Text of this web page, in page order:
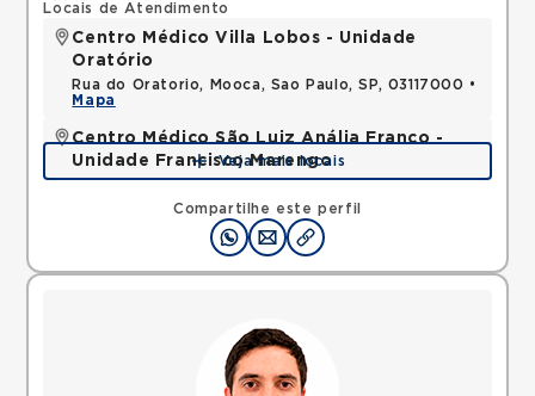
Compartilhe este perfil
Locais de Atendimento
Centro Médico Villa Lobos - Unidade
Oratório
Rua do Oratorio, Mooca, Sao Paulo, SP, 03117000 •
Mapa
Centro Médico São Luiz Anália Franco -
Unidade Francisco Marengo
Rua Francisco Marengo, Tatuape, Sao Paulo, SP,
Mapa
Veja mais locais